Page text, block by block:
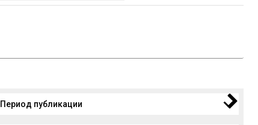
Период публикации